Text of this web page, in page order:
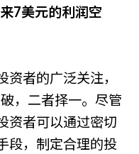
7美元的利润空
者的广泛关注，
，二者择一。尽管
资者可以通过密切
段，制定合理的投